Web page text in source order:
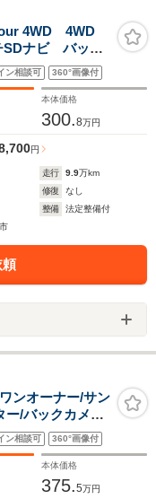
4WD 4WD
SDナビ バック
ルーズ 禁煙
ートキー LED
ン相談可 360°画像付
本体価格
300.8万円
円
走行 9.9万km
修復
なし
整備
法定整備付
ンオーナー/サン
/バックカメラ/
ダークルー
正AW/純正フロ
ン相談可 360°画像付
本体価格
375.5万円